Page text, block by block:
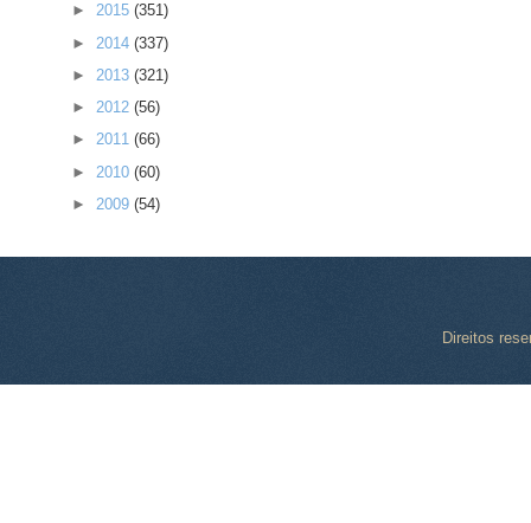
► 2015 (351)
► 2014 (337)
► 2013 (321)
► 2012 (56)
► 2011 (66)
► 2010 (60)
► 2009 (54)
Direitos